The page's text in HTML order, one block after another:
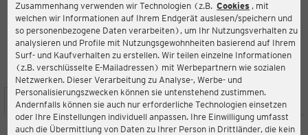
Zusammenhang verwenden wir Technologien (z.B. Cookies , mit
welchen wir Informationen auf Ihrem Endgerät auslesen/speichern und
so personenbezogene Daten verarbeiten), um Ihr Nutzungsverhalten zu
analysieren und Profile mit Nutzungsgewohnheiten basierend auf Ihrem
Surf- und Kaufverhalten zu erstellen. Wir teilen einzelne Informationen
(z.B. verschlüsselte E-Mailadressen) mit Werbepartnern wie sozialen
Netzwerken. Dieser Verarbeitung zu Analyse-, Werbe- und
Personalisierungszwecken können sie untenstehend zustimmen.
Andernfalls können sie auch nur erforderliche Technologien einsetzen
oder Ihre Einstellungen individuell anpassen. Ihre Einwilligung umfasst
auch die Übermittlung von Daten zu Ihrer Person in Drittländer, die kein
ERNSTING'S FAMILY FILIALE
Loddenheide 5
48155 Münster
3,7
Bewertung:
STANDORT SERVICES SORTIMENT AKTIONEN